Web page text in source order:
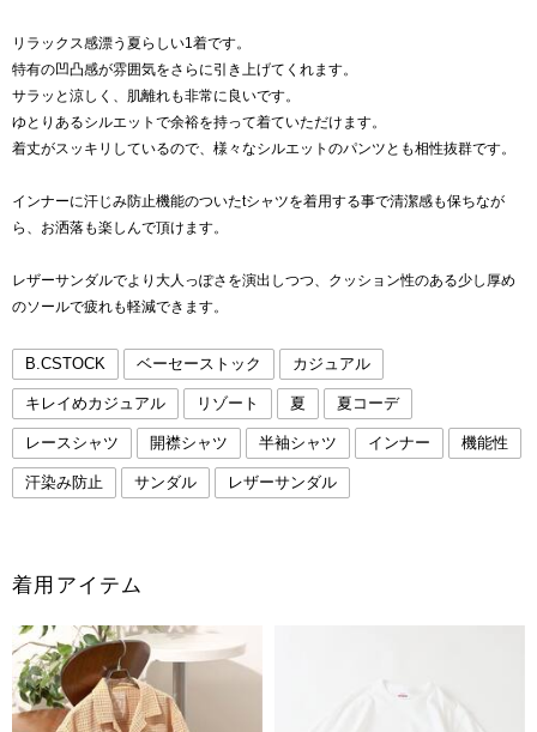
リラックス感漂う夏らしい1着です。
特有の凹凸感が雰囲気をさらに引き上げてくれます。
サラッと涼しく、肌離れも非常に良いです。
ゆとりあるシルエットで余裕を持って着ていただけます。
着丈がスッキリしているので、様々なシルエットのパンツとも相性抜群です。
インナーに汗じみ防止機能のついたtシャツを着用する事で清潔感も保ちなが
ら、お洒落も楽しんで頂けます。
レザーサンダルでより大人っぽさを演出しつつ、クッション性のある少し厚め
のソールで疲れも軽減できます。
B.CSTOCK ベーセーストック カジュアル
キレイめカジュアル リゾート 夏 夏コーデ
レースシャツ 開襟シャツ 半袖シャツ インナー 機能性
汗染み防止 サンダル レザーサンダル
着用アイテム